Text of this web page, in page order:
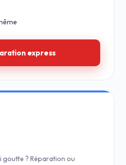
express
goutte ? Réparation ou